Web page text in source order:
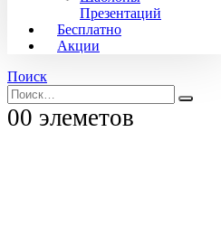
Презентаций
Бесплатно
Акции
Поиск
00 элеметов